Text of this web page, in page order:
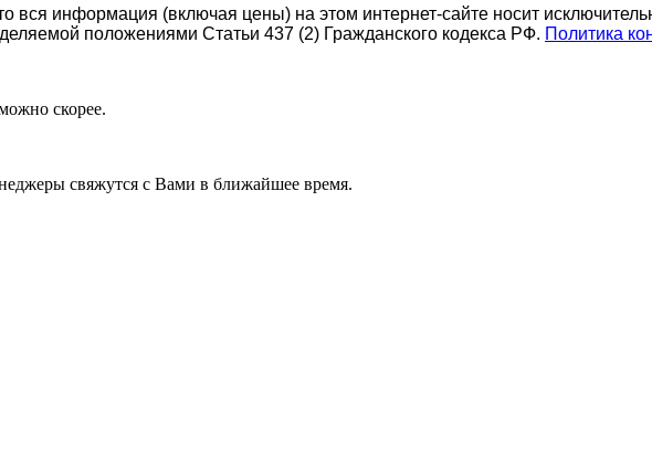
информация (включая цены) на этом интернет-сайте носит
положениями Статьи 437 (2) Гражданского кодекса РФ. Политика
скорее.
свяжутся с Вами в ближайшее время.